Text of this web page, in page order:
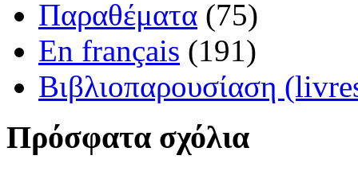
Παραθέματα (75)
En français (191)
Βιβλιοπαρουσίαση
Πρόσφατα σχόλια